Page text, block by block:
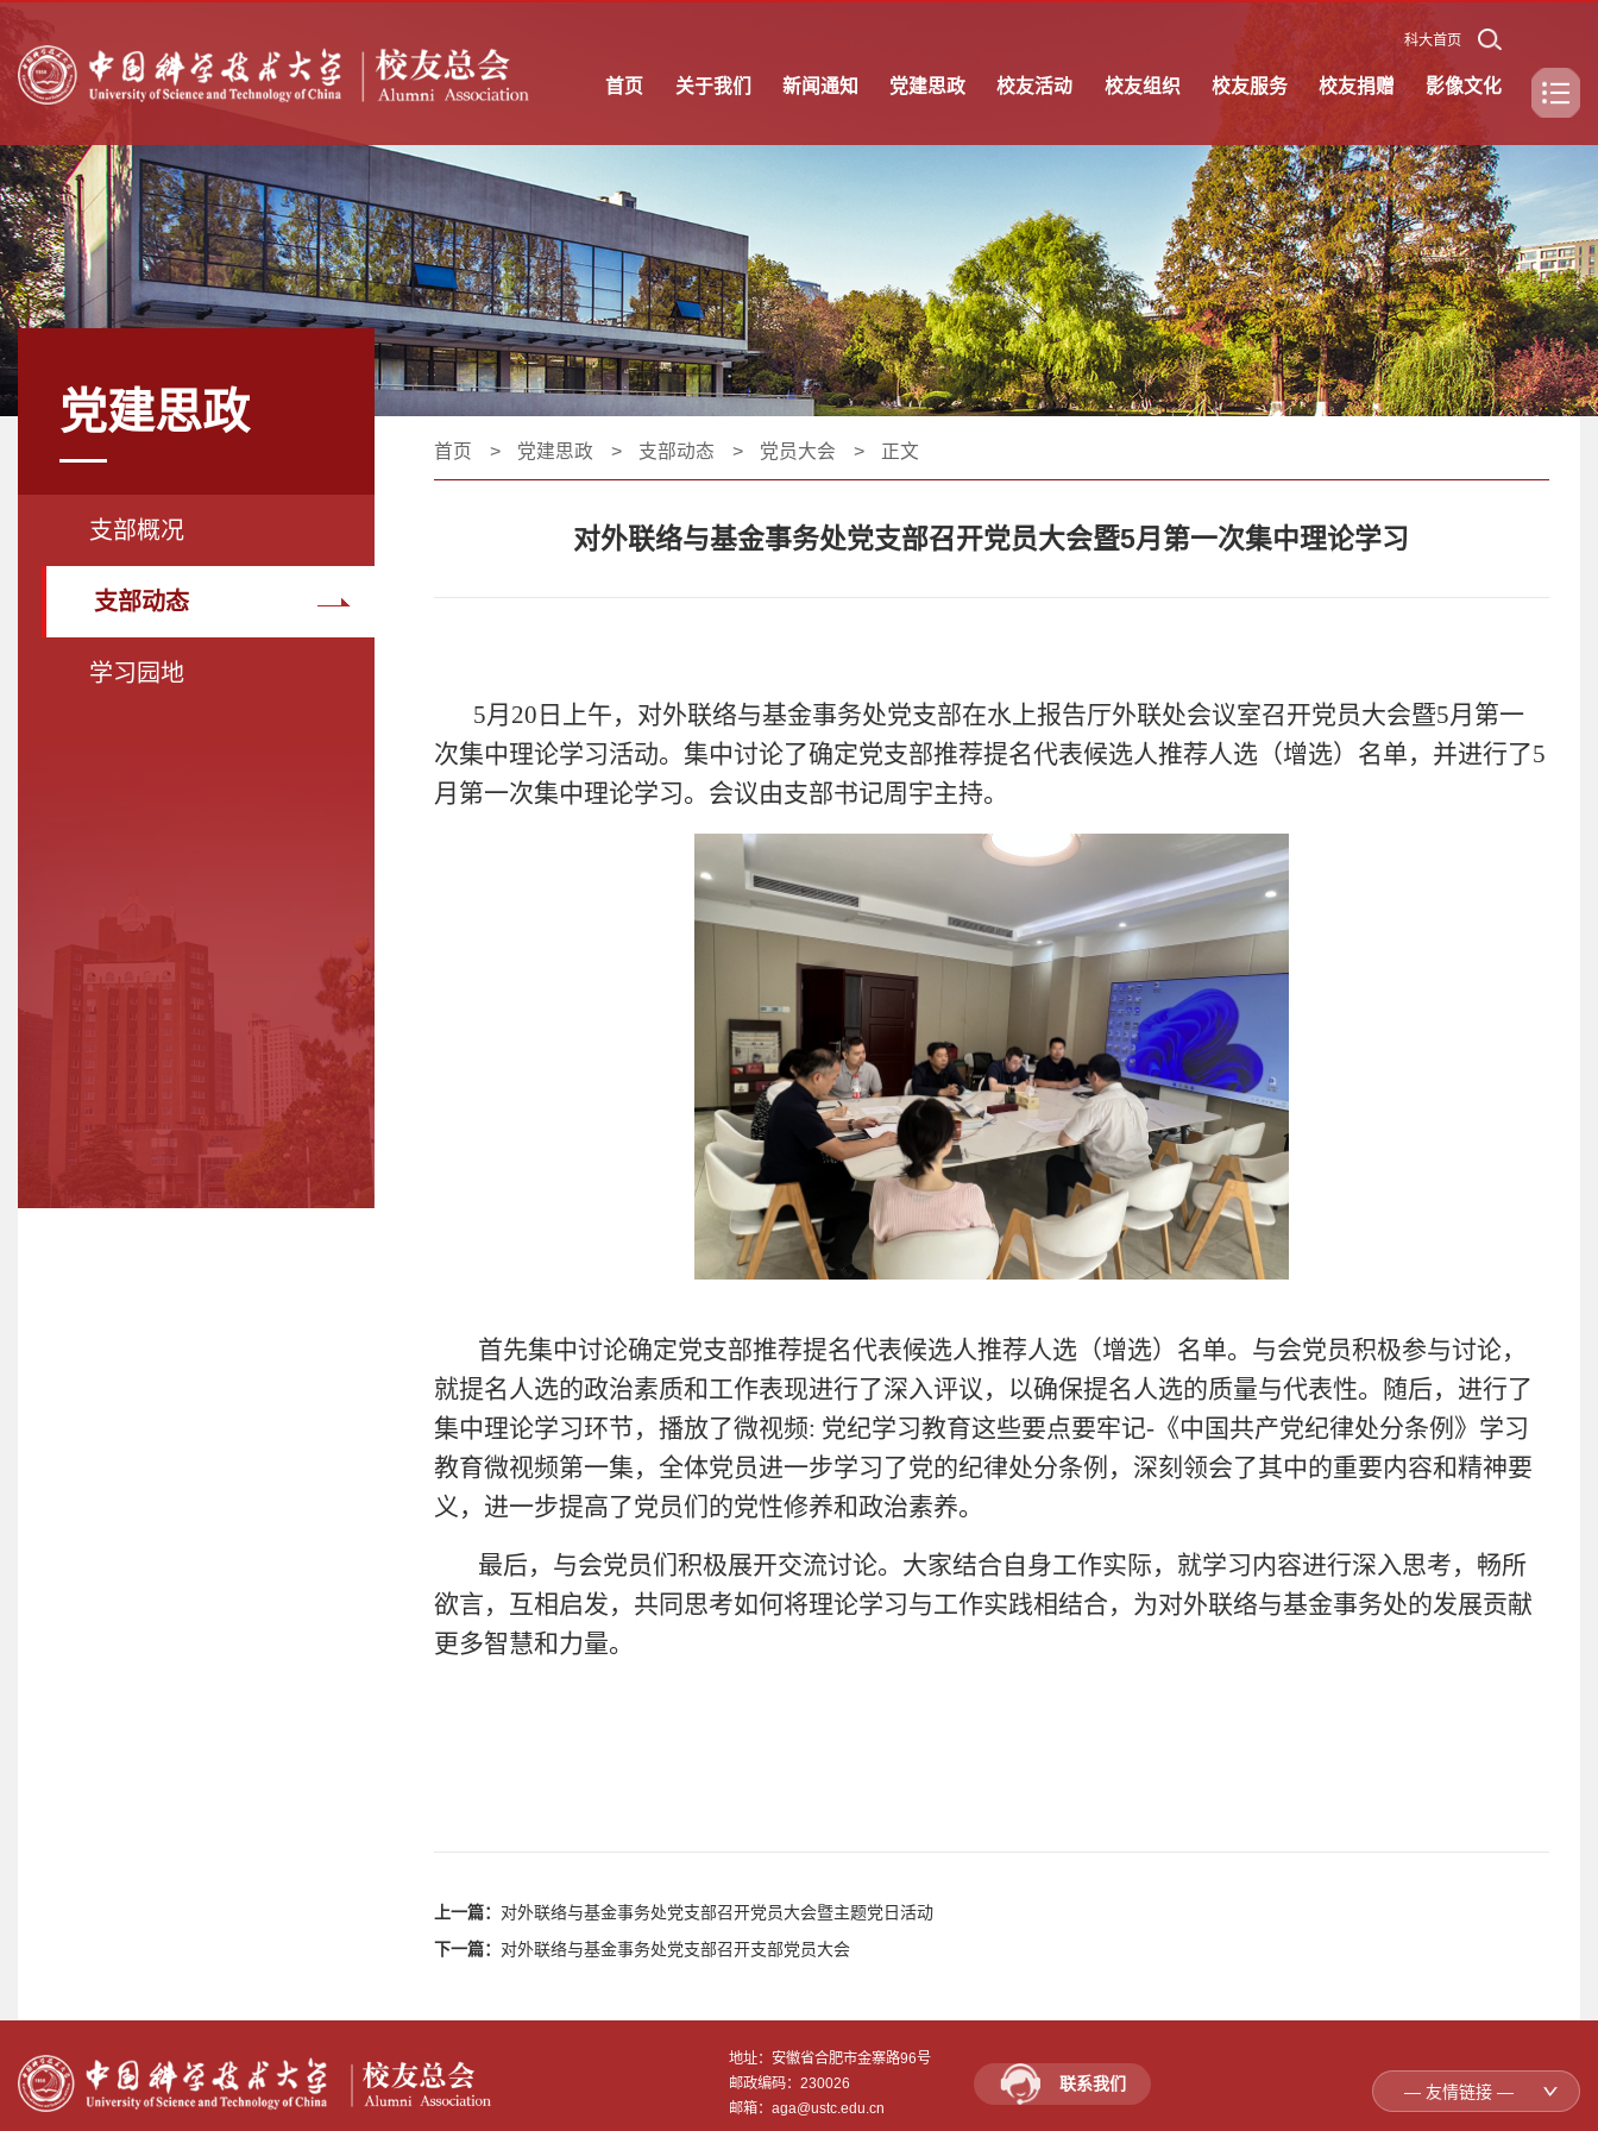
科大首页
首页 关于我们 新闻通知 党建思政 校友活动 校友组织 校友服务 校友捐赠 影像文化
党建思政
支部概况
支部动态
学习园地
首页 > 党建思政 > 支部动态 > 党员大会 > 正文
对外联络与基金事务处党支部召开党员大会暨5月第一次集中理论学习
5月20日上午，对外联络与基金事务处党支部在水上报告厅外联处会议室召开党员大会暨5月第一
次集中理论学习活动。集中讨论了确定党支部推荐提名代表候选人推荐人选（增选）名单，并进行了5
月第一次集中理论学习。会议由支部书记周宇主持。
首先集中讨论确定党支部推荐提名代表候选人推荐人选（增选）名单。与会党员积极参与讨论，
就提名人选的政治素质和工作表现进行了深入评议，以确保提名人选的质量与代表性。随后，进行了
集中理论学习环节，播放了微视频: 党纪学习教育这些要点要牢记-《中国共产党纪律处分条例》学习
教育微视频第一集，全体党员进一步学习了党的纪律处分条例，深刻领会了其中的重要内容和精神要
义，进一步提高了党员们的党性修养和政治素养。
最后，与会党员们积极展开交流讨论。大家结合自身工作实际，就学习内容进行深入思考，畅所
欲言，互相启发，共同思考如何将理论学习与工作实践相结合，为对外联络与基金事务处的发展贡献
更多智慧和力量。
上一篇： 对外联络与基金事务处党支部召开党员大会暨主题党日活动
下一篇： 对外联络与基金事务处党支部召开支部党员大会
地址：安徽省合肥市金寨路96号
邮政编码：230026
邮箱：aga@ustc.edu.cn
联系我们 — 友情链接 —